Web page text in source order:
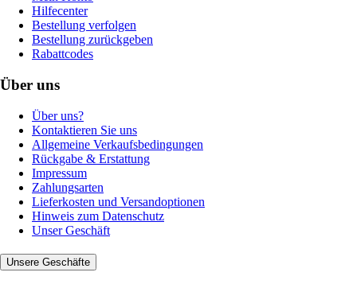
Hilfecenter
Bestellung verfolgen
Bestellung zurückgeben
Rabattcodes
Über uns
Über uns?
Kontaktieren Sie uns
Allgemeine Verkaufsbedingungen
Rückgabe & Erstattung
Impressum
Zahlungsarten
Lieferkosten und Versandoptionen
Hinweis zum Datenschutz
Unser Geschäft
Unsere Geschäfte